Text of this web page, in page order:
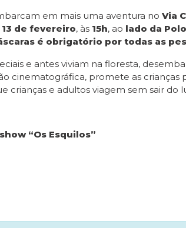
em mais uma aventura no Via
13 de fevereiro, às 15h, ao lado da
é obrigatório por todas as
e antes viviam na floresta,
cinematográfica, promete as
e adultos viagem sem sair do
“Os Esquilos”